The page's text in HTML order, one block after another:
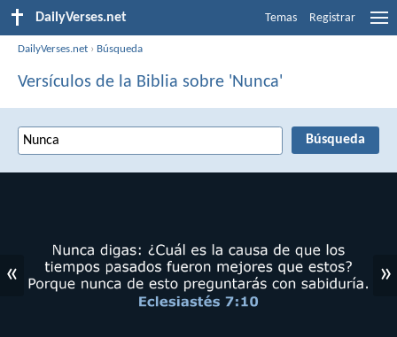
DailyVerses.net Temas Registrar
DailyVerses.net › Búsqueda
Versículos de la Biblia sobre 'Nunca'
« »